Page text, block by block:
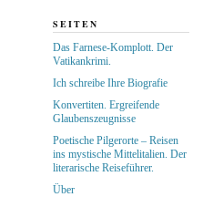
SEITEN
Das Farnese-Komplott. Der
Vatikankrimi.
Ich schreibe Ihre Biografie
Konvertiten. Ergreifende
Glaubenszeugnisse
Poetische Pilgerorte – Reisen
ins mystische Mittelitalien. Der
literarische Reiseführer.
Über